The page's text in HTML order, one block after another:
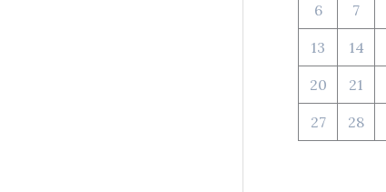
6 7
13 14
20 21
27 28